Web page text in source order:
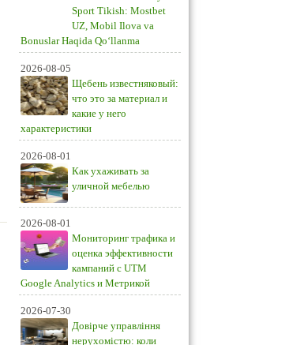
Sport Tikish: Mostbet
UZ, Mobil Ilova va
Bonuslar Haqida Qo‘llanma
2026-08-05
Щебень известняковый:
что это за материал и
какие у него
характеристики
2026-08-01
Как ухаживать за
уличной мебелью
2026-08-01
Мониторинг трафика и
оценка эффективности
кампаний с UTM
Google Analytics и Метрикой
2026-07-30
Довірче управління
нерухомістю: коли